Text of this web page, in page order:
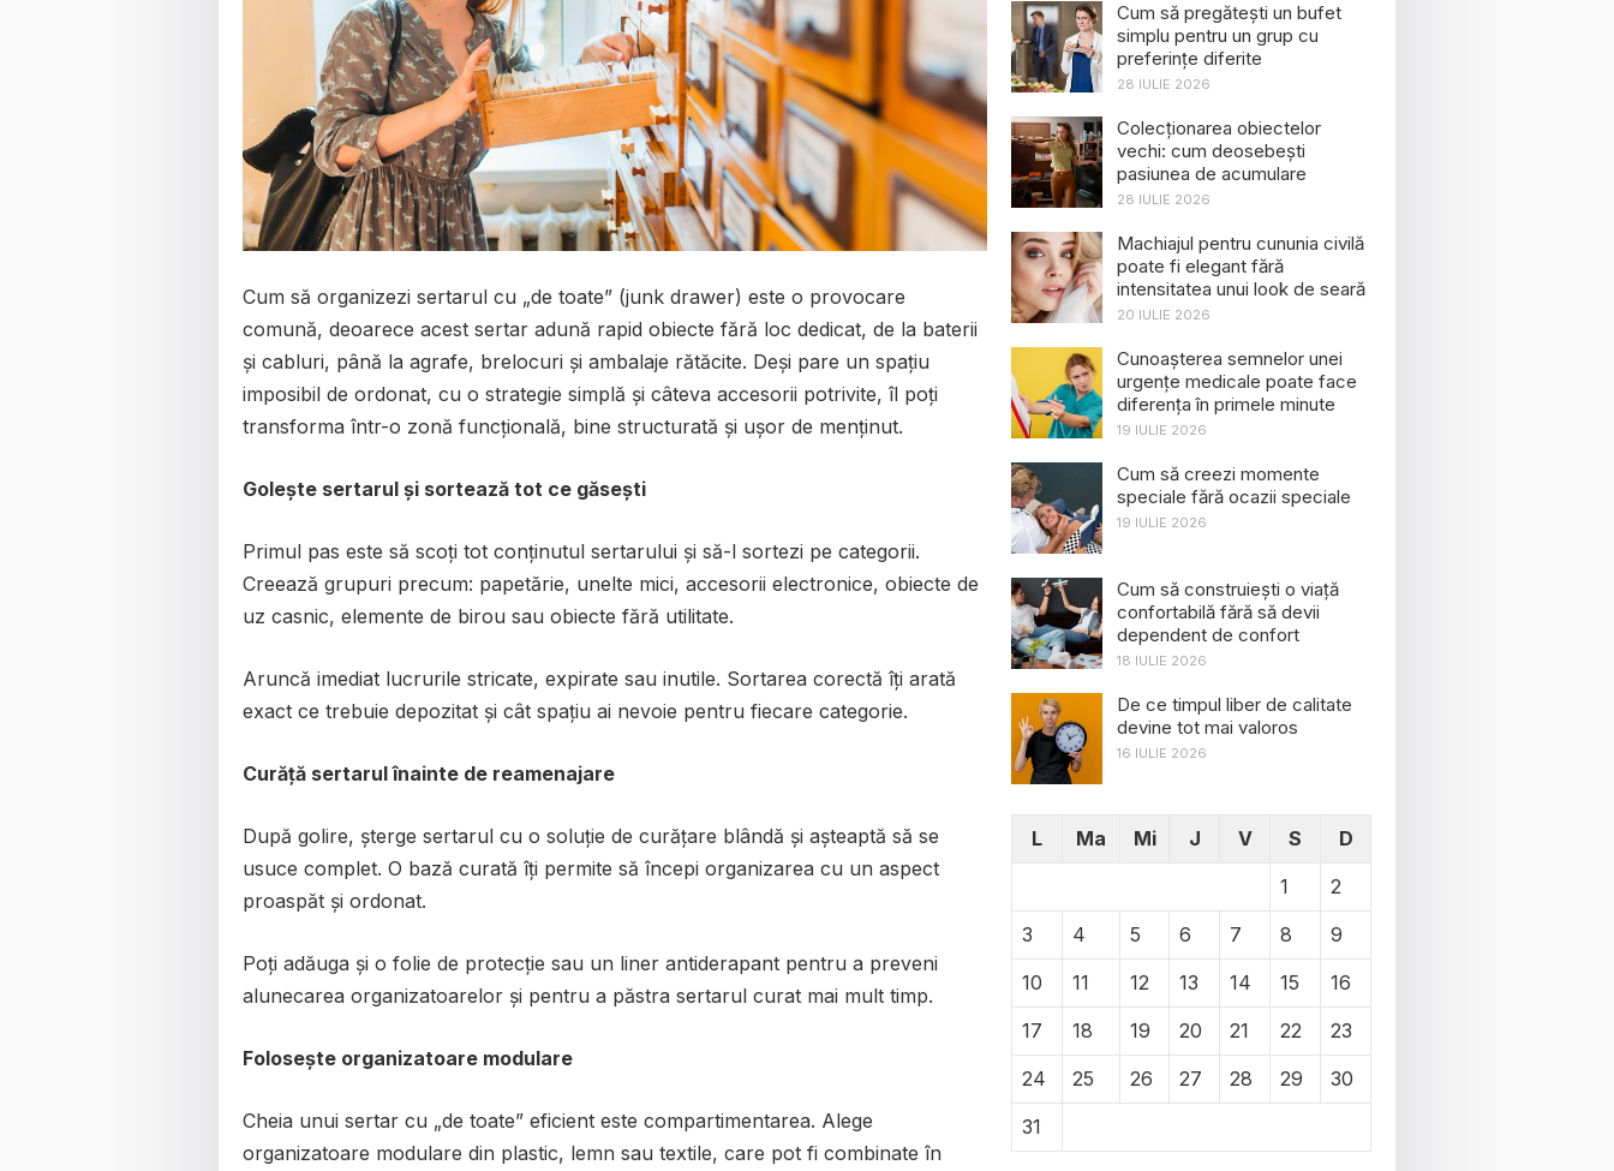
Cum să organizezi sertarul cu „de toate” (junk drawer) este o provocare
comună, deoarece acest sertar adună rapid obiecte fără loc dedicat, de la baterii
și cabluri, până la agrafe, brelocuri și ambalaje rătăcite. Deși pare un spațiu
imposibil de ordonat, cu o strategie simplă și câteva accesorii potrivite, îl poți
transforma într-o zonă funcțională, bine structurată și ușor de menținut.
Golește sertarul și sortează tot ce găsești
Primul pas este să scoți tot conținutul sertarului și să-l sortezi pe categorii.
Creează grupuri precum: papetărie, unelte mici, accesorii electronice, obiecte de
uz casnic, elemente de birou sau obiecte fără utilitate.
Aruncă imediat lucrurile stricate, expirate sau inutile. Sortarea corectă îți arată
exact ce trebuie depozitat și cât spațiu ai nevoie pentru fiecare categorie.
Curăță sertarul înainte de reamenajare
După golire, șterge sertarul cu o soluție de curățare blândă și așteaptă să se
usuce complet. O bază curată îți permite să începi organizarea cu un aspect
proaspăt și ordonat.
Poți adăuga și o folie de protecție sau un liner antiderapant pentru a preveni
alunecarea organizatoarelor și pentru a păstra sertarul curat mai mult timp.
Folosește organizatoare modulare
Cheia unui sertar cu „de toate” eficient este compartimentarea. Alege
organizatoare modulare din plastic, lemn sau textile, care pot fi combinate în
Cum să pregătești un bufet
simplu pentru un grup cu
preferințe diferite
28 IULIE 2026
Colecționarea obiectelor
vechi: cum deosebești
pasiunea de acumulare
28 IULIE 2026
Machiajul pentru cununia civilă
poate fi elegant fără
intensitatea unui look de seară
20 IULIE 2026
Cunoașterea semnelor unei
urgențe medicale poate face
diferența în primele minute
19 IULIE 2026
Cum să creezi momente
speciale fără ocazii speciale
19 IULIE 2026
Cum să construiești o viață
confortabilă fără să devii
dependent de confort
18 IULIE 2026
De ce timpul liber de calitate
devine tot mai valoros
16 IULIE 2026
L Ma Mi J V S
D
1
2
3
4 5 6 7 8
9
10
11 12 13 14 15
16
17
18 19 20 21 22
23
24
25 26 27 28 29
30
31